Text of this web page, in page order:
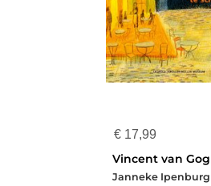
€ 17,99
Janneke Ipenburg